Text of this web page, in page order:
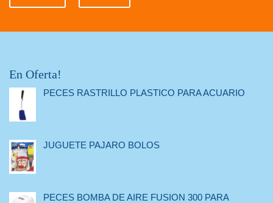
En Oferta!
PECES RASTRILLO PLASTICO PARA ACUARIO
JUGUETE PAJARO BOLOS
PECES BOMBA DE AIRE FUSION 300 PARA